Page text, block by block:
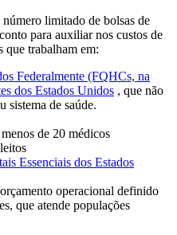
limitado de bolsas de
para auxiliar nos custos de
que trabalham em:
Federalmente (FQHCs, na
dos Estados Unidos , que não
sistema de saúde.
de 20 médicos
Essenciais dos Estados
operacional definido
que atende populações